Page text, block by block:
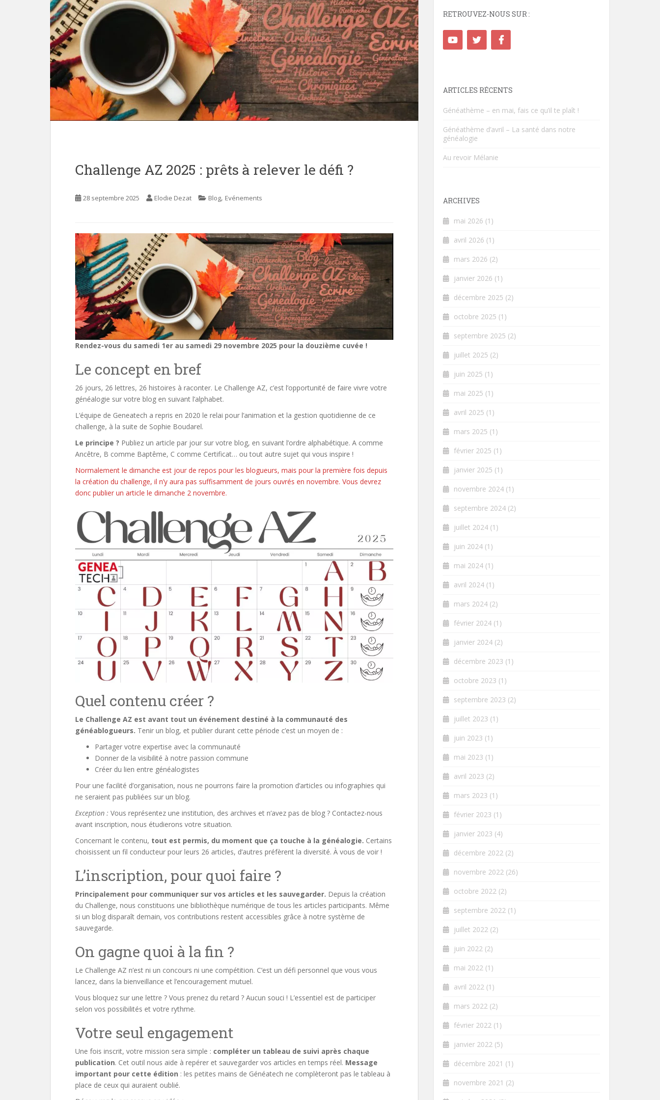
Challenge AZ 2025 : prêts à relever le défi ?
28 septembre 2025 Elodie Dezat Blog, Evénements
Rendez-vous du samedi 1er au samedi 29 novembre 2025 pour la douzième cuvée !
Le concept en bref
26 jours, 26 lettres, 26 histoires à raconter. Le Challenge AZ, c’est l’opportunité de faire vivre votre
généalogie sur votre blog en suivant l’alphabet.
L’équipe de Geneatech a repris en 2020 le relai pour l’animation et la gestion quotidienne de ce
challenge, à la suite de Sophie Boudarel.
Le principe ? Publiez un article par jour sur votre blog, en suivant l’ordre alphabétique. A comme
Ancêtre, B comme Baptême, C comme Certificat… ou tout autre sujet qui vous inspire !
Normalement le dimanche est jour de repos pour les blogueurs, mais pour la première fois depuis
la création du challenge, il n’y aura pas suffisamment de jours ouvrés en novembre. Vous devrez
donc publier un article le dimanche 2 novembre.
Quel contenu créer ?
Le Challenge AZ est avant tout un événement destiné à la communauté des
généablogueurs. Tenir un blog, et publier durant cette période c’est un moyen de :
Partager votre expertise avec la communauté
Donner de la visibilité à notre passion commune
Créer du lien entre généalogistes
Pour une facilité d’organisation, nous ne pourrons faire la promotion d’articles ou infographies qui
ne seraient pas publiées sur un blog.
Exception : Vous représentez une institution, des archives et n’avez pas de blog ? Contactez-nous
avant inscription, nous étudierons votre situation.
Concernant le contenu, tout est permis, du moment que ça touche à la généalogie. Certains
choisissent un fil conducteur pour leurs 26 articles, d’autres préfèrent la diversité. À vous de voir !
L’inscription, pour quoi faire ?
Principalement pour communiquer sur vos articles et les sauvegarder. Depuis la création
du Challenge, nous constituons une bibliothèque numérique de tous les articles participants. Même
si un blog disparaît demain, vos contributions restent accessibles grâce à notre système de
sauvegarde.
On gagne quoi à la fin ?
Le Challenge AZ n’est ni un concours ni une compétition. C’est un défi personnel que vous vous
lancez, dans la bienveillance et l’encouragement mutuel.
Vous bloquez sur une lettre ? Vous prenez du retard ? Aucun souci ! L’essentiel est de participer
selon vos possibilités et votre rythme.
Votre seul engagement
Une fois inscrit, votre mission sera simple : compléter un tableau de suivi après chaque
publication. Cet outil nous aide à repérer et sauvegarder vos articles en temps réel. Message
important pour cette édition : les petites mains de Généatech ne complèteront pas le tableau à
place de ceux qui auraient oublié.
RETROUVEZ-NOUS SUR :
ARTICLES RÉCENTS
Généathème – en mai, fais ce qu’il te plaît !
Généathème d’avril – La santé dans notre
généalogie
Au revoir Mélanie
ARCHIVES
mai 2026 (1)
avril 2026 (1)
mars 2026 (2)
janvier 2026 (1)
décembre 2025 (2)
octobre 2025 (1)
septembre 2025 (2)
juillet 2025 (2)
juin 2025 (1)
mai 2025 (1)
avril 2025 (1)
mars 2025 (1)
février 2025 (1)
janvier 2025 (1)
novembre 2024 (1)
septembre 2024 (2)
juillet 2024 (1)
juin 2024 (1)
mai 2024 (1)
avril 2024 (1)
mars 2024 (2)
février 2024 (1)
janvier 2024 (2)
décembre 2023 (1)
octobre 2023 (1)
septembre 2023 (2)
juillet 2023 (1)
juin 2023 (1)
mai 2023 (1)
avril 2023 (2)
mars 2023 (1)
février 2023 (1)
janvier 2023 (4)
décembre 2022 (2)
novembre 2022 (26)
octobre 2022 (2)
septembre 2022 (1)
juillet 2022 (2)
juin 2022 (2)
mai 2022 (1)
avril 2022 (1)
mars 2022 (2)
février 2022 (1)
janvier 2022 (5)
décembre 2021 (1)
novembre 2021 (2)